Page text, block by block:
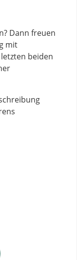
Dann freuen
mit
beiden